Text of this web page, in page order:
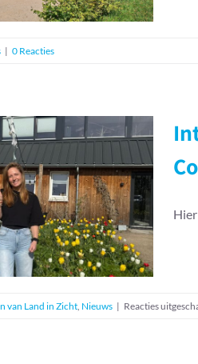
| 0 Reacties
Hier mag je
bloeien én
– Brenda
Theehuis &
bij Land in
Zicht
Land in Zicht Nieuws
van Land in Zicht, Nieuws | Reacties